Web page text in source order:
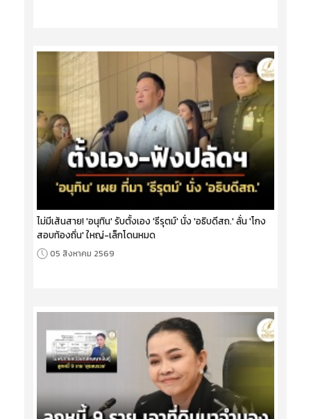
ไม่มีเส้นสาย! 'อนุทิน' รับตั้งเอง 'ธีรุตม์' นั่ง 'อธิบดีสถ.' ลั่น 'โกง
สอบท้องถิ่น' ใหญ่-เล็กโดนหมด
05 สิงหาคม 2569